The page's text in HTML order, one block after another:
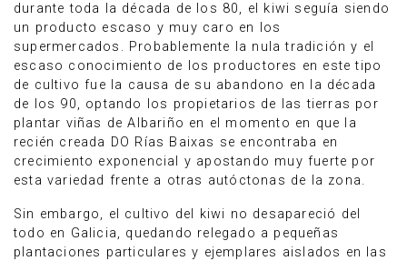
durante toda la década de los 80, el kiwi seguía siendo
un producto escaso y muy caro en los
supermercados. Probablemente la nula tradición y el
escaso conocimiento de los productores en este tipo
de cultivo fue la causa de su abandono en la década
de los 90, optando los propietarios de las tierras por
plantar viñas de Albariño en el momento en que la
recién creada DO Rías Baixas se encontraba en
crecimiento exponencial y apostando muy fuerte por
esta variedad frente a otras autóctonas de la zona.
Sin embargo, el cultivo del kiwi no desapareció del
todo en Galicia, quedando relegado a pequeñas
plantaciones particulares y ejemplares aislados en las